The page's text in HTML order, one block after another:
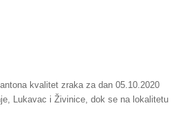
kvalitet zraka za dan 05.10.2020
Lukavac i Živinice, dok se na lokalitetu